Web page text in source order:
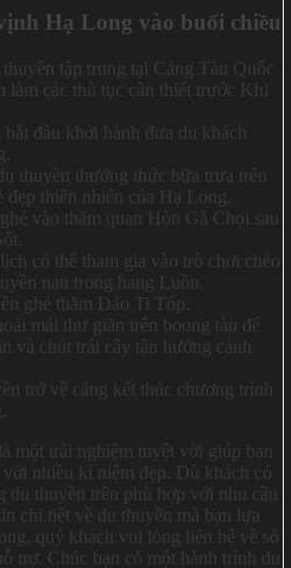
Hạ Long vào buổi chiều
tập trung tại Cảng Tàu Quốc
làm các thủ tục cần thiết trước Khi
đầu khởi hành đưa du khách
thuyền thưởng thức bữa trưa trên
thiên nhiên của Hạ Long.
vào thăm quan Hòn Gà Chọi sau
có thể tham gia vào trò chơi chèo
nan trong hang Luồn.
ghé thăm Đảo Ti Tốp.
mái thư giãn trên boong tàu để
và chút trái cây tận hưởng cảnh
trở về cảng kết thúc chương trình
một trải nghiệm tuyệt vời giúp bạn
nhiều kỉ niệm đẹp. Dù khách có
thuyền trên phù hợp với nhu cầu
chi tiết về du thuyền mà bạn lựa
quý khách vui lòng liên hệ về số
trợ. Chúc bạn có một hành trình du